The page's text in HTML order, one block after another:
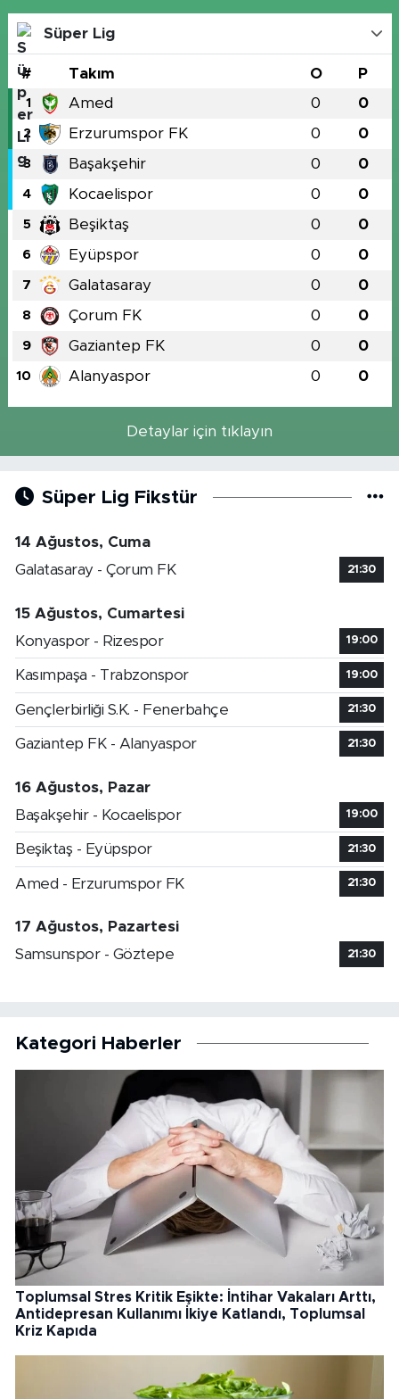
Süper Lig
# Takım O P
1 Amed 0 0
2 Erzurumspor FK 0 0
3 Başakşehir 0 0
4 Kocaelispor 0 0
5 Beşiktaş 0 0
6 Eyüpspor 0 0
7 Galatasaray 0 0
8 Çorum FK 0 0
9 Gaziantep FK 0 0
10 Alanyaspor 0 0
Detaylar için tıklayın
Süper Lig Fikstür
14 Ağustos, Cuma
Galatasaray - Çorum FK
21:30
15 Ağustos, Cumartesi
Konyaspor - Rizespor
19:00
Kasımpaşa - Trabzonspor 19:00
Gençlerbirliği S.K. - Fenerbahçe 21:30
Gaziantep FK - Alanyaspor 21:30
16 Ağustos, Pazar
Başakşehir - Kocaelispor
19:00
Beşiktaş - Eyüpspor 21:30
Amed - Erzurumspor FK 21:30
17 Ağustos, Pazartesi
Samsunspor - Göztepe
21:30
Kategori Haberler
Toplumsal Stres Kritik Eşikte: İntihar Vakaları Arttı,
Antidepresan Kullanımı İkiye Katlandı, Toplumsal
Kriz Kapıda